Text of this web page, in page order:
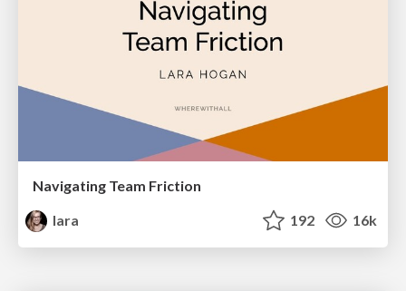
Navigating Team Friction
lara
192 16k